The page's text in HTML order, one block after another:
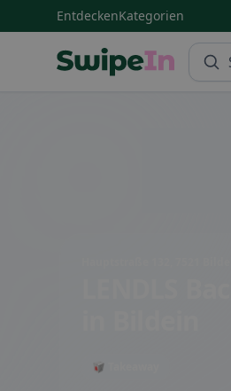
EntdeckenKategorien
🥡 Takeaway